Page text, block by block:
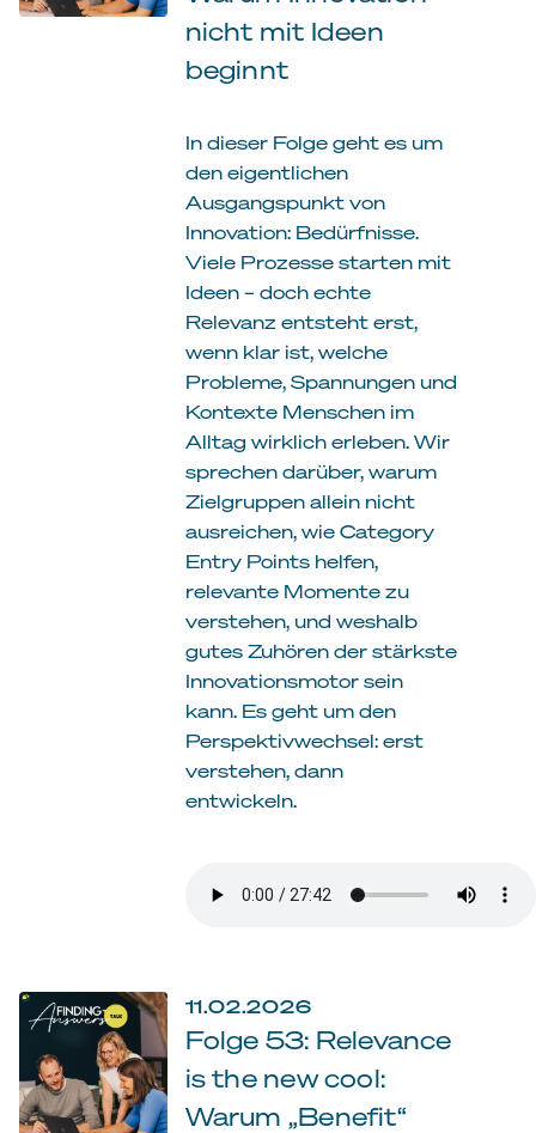
nicht mit Ideen
beginnt
In dieser Folge geht es um
den eigentlichen
Ausgangspunkt von
Innovation: Bedürfnisse.
Viele Prozesse starten mit
Ideen – doch echte
Relevanz entsteht erst,
wenn klar ist, welche
Probleme, Spannungen und
Kontexte Menschen im
Alltag wirklich erleben. Wir
sprechen darüber, warum
Zielgruppen allein nicht
ausreichen, wie Category
Entry Points helfen,
relevante Momente zu
verstehen, und weshalb
gutes Zuhören der stärkste
Innovationsmotor sein
kann. Es geht um den
Perspektivwechsel: erst
verstehen, dann
entwickeln.
11.02.2026
Folge 53: Relevance
is the new cool:
Warum „Benefit“